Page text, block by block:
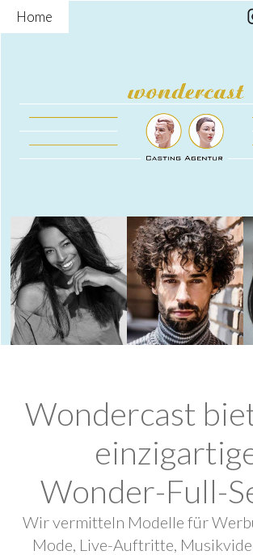
Home
Wondercast
Wonder-Full-
Wir vermitteln Modelle für
Mode, Live-Auftritte,